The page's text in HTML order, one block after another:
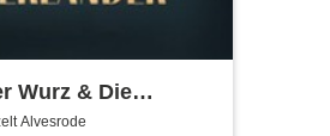
Wurz & Die
Musikanten - Das
Alvesrode